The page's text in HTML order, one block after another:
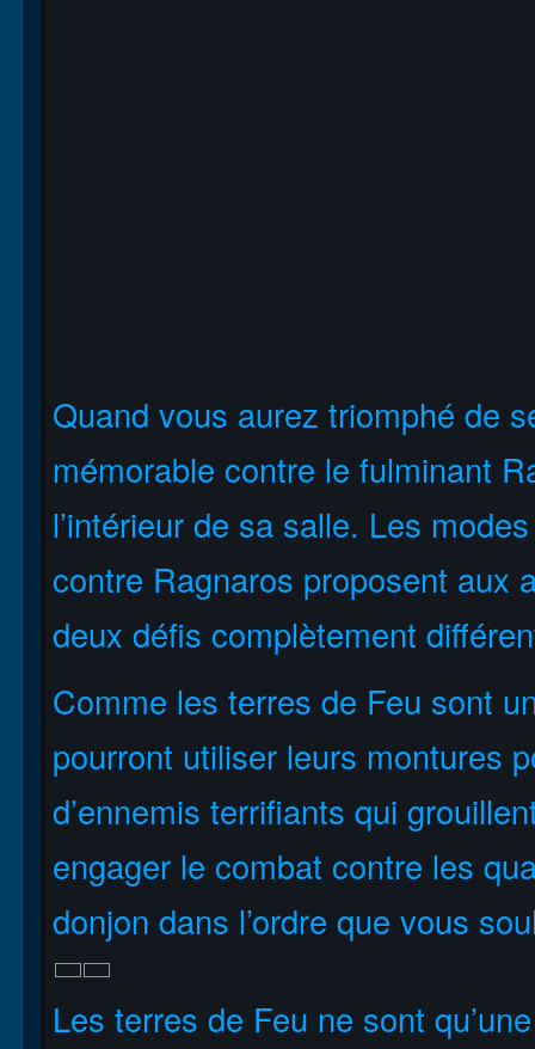
Quand vous aurez triomphé de
mémorable contre le fulminant
l’intérieur de sa salle. Les
contre Ragnaros proposent aux
deux défis complètement
Comme les terres de Feu sont
pourront utiliser leurs montures
d’ennemis terrifiants qui
engager le combat contre les
donjon dans l’ordre que vous
Les terres de Feu ne sont